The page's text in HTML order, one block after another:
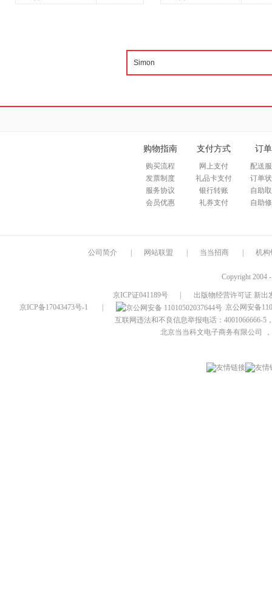
购物指南
购买流程
发票制度
服务协议
会员优惠
支付方式
网上支付
礼品卡支付
银行转账
礼券支付
订
配送
订单
自助
自助
公司简介 网站联盟 当当招商 机构
Copyright 2004
京ICP证041189号
出版物经营许可证 新出
京ICP备17043473号-1
京公网安备
互联网违法和不良信息举报电话：4001066666-5
北京当当科文电子商务有限公司